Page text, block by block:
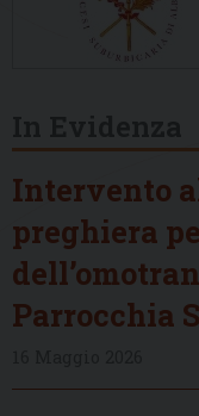
Intervento
preghiera
Parrocchia